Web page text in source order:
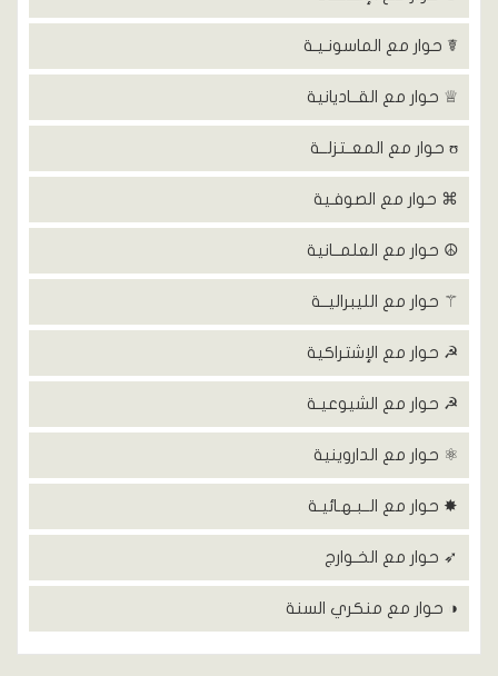
☤ حوار مع الماسونـيـة
♕ حوار مع القــاديانية
ʊ حوار مع المعــتزلــة
⌘ حوار مع الصوفـية
☮ حوار مع العلمــانية
⚚ حوار مع الليبراليــة
☭ حوار مع الإشتراكية
☭ حوار مع الشيوعيـة
⚛ حوار مع الداروينية
✸ حوار مع الــبـهـائيـة
➶ حوار مع الخـوارج
◑ حوار مع منكري السنة